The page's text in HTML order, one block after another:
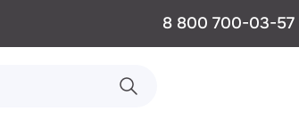
8 800 700-03-57